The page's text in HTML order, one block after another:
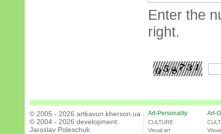
Enter the
right.
© 2005 - 2026 artkavun.kherson.ua
© 2004 - 2026 development:
Jaroslav Poleschuk
Art-Personality
CULTURE
Visual art
Art-